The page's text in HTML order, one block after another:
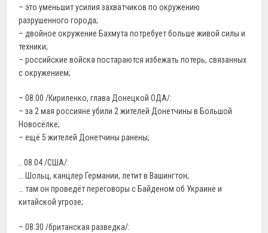
– это уменьшит усилия захватчиков по окружению
разрушенного города;
– двойное окружение Бахмута потребует больше живой силы и
техники;
– российские войска постараются избежать потерь, связанных
с окружением;
– 08.00 /Кириленко, глава Донецкой ОДА/:
– за 2 мая россияне убили 2 жителей Донетчины в Большой
Новосёлке;
– ещё 5 жителей Донетчины ранены;
.. 08.04 /США/:
… Шольц, канцлер Германии, летит в Вашингтон;
… там он проведёт переговоры с Байденом об Украине и
китайской угрозе;
– 08.30 /британская разведка/: